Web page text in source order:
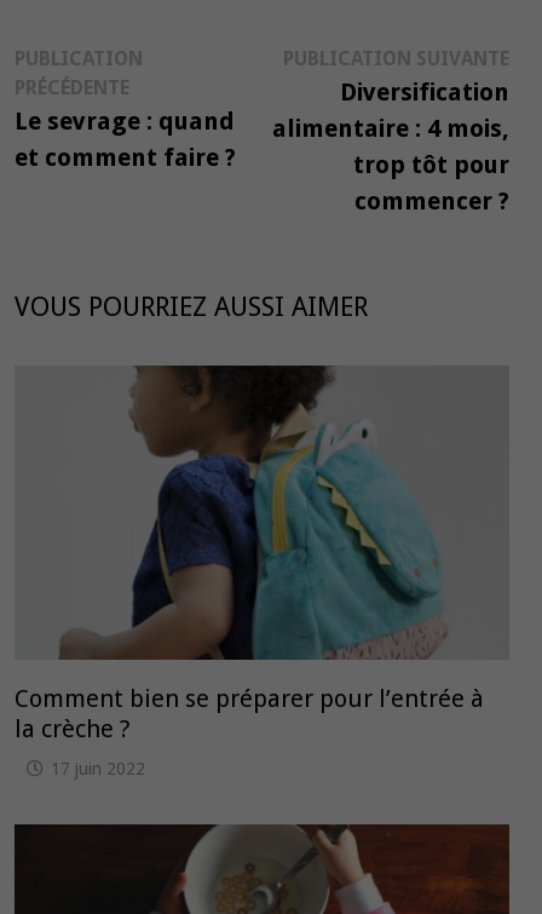
Navigation
de
l’article
PUBLICATION
PRÉCÉDENTE
précédente :
Le sevrage : quand
et comment faire ?
PUBLICATION SUIVANTE
Diversification
alimentaire : 4 mois,
trop tôt pour
commencer ?
VOUS POURRIEZ AUSSI AIMER
Comment bien se préparer pour l’entrée à
la crèche ?
17 juin 2022